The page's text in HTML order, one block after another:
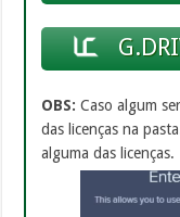
OBS: Caso algum
das licenças na
alguma das licenças.